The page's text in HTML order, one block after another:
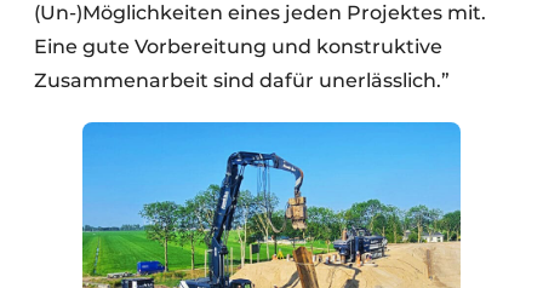
(Un-)Möglichkeiten eines jeden Projektes mit.
Eine gute Vorbereitung und konstruktive
Zusammenarbeit sind dafür unerlässlich.”